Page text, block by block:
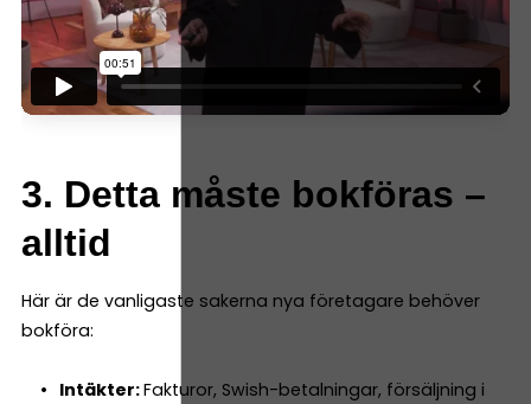
3. Detta måste bokföras –
alltid
Här är de vanligaste sakerna nya företagare behöver
bokföra:
Intäkter:Fakturor, Swish-betalningar, försäljning i